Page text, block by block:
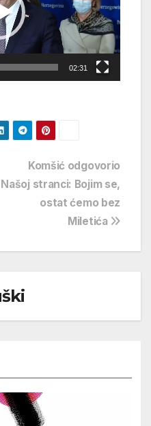
02:31
Komšić odgovorio
Našoj stranci: Bojim se,
ostat ćemo bez
Miletića